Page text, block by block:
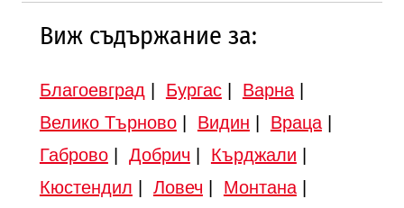
Виж съдържание за:
Благоевград Бургас| Варна|
Велико Търново| Видин Враца|
Габрово| Добрич Кърджали
Кюстендил
Ловеч Монтана|